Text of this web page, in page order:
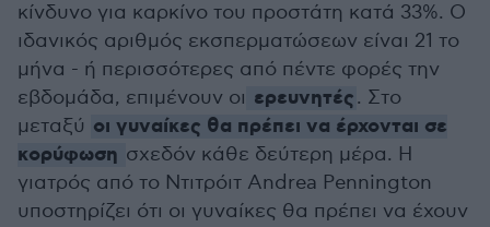
κίνδυνο για καρκίνο του προστάτη κατά 33%. Ο
ιδανικός αριθμός εκσπερματώσεων είναι 21 το
μήνα - ή περισσότερες από πέντε φορές την
εβδομάδα, επιμένουν οι ερευνητές. Στο
μεταξύ οι γυναίκες θα πρέπει να έρχονται σε
κορύφωση σχεδόν κάθε δεύτερη μέρα. Η
γιατρός από το Ντιτρόιτ Andrea Pennington
υποστηρίζει ότι οι γυναίκες θα πρέπει να έχουν